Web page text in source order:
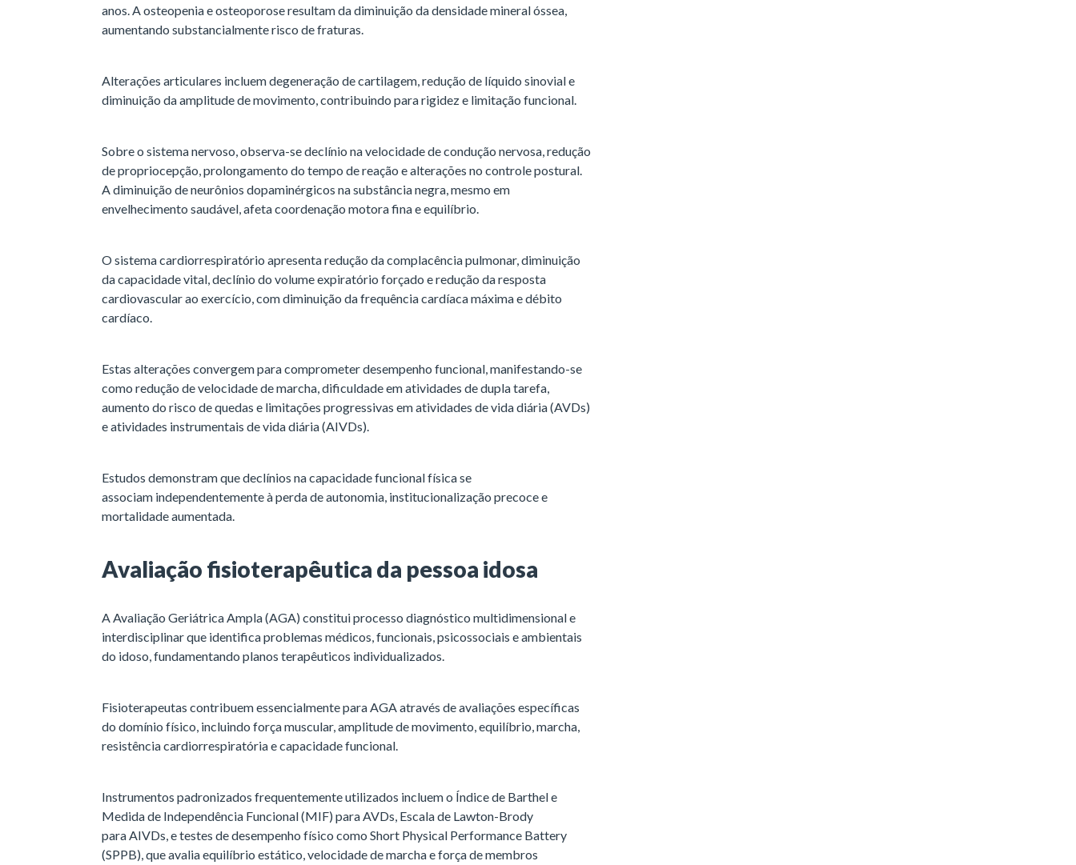
anos. A osteopenia e osteoporose resultam da diminuição da densidade mineral óssea,
aumentando substancialmente risco de fraturas.
Alterações articulares incluem degeneração de cartilagem, redução de líquido sinovial e
diminuição da amplitude de movimento, contribuindo para rigidez e limitação funcional.
Sobre o sistema nervoso, observa-se declínio na velocidade de condução nervosa, redução
de propriocepção, prolongamento do tempo de reação e alterações no controle postural.
A diminuição de neurônios dopaminérgicos na substância negra, mesmo em
envelhecimento saudável, afeta coordenação motora fina e equilíbrio.
O sistema cardiorrespiratório apresenta redução da complacência pulmonar, diminuição
da capacidade vital, declínio do volume expiratório forçado e redução da resposta
cardiovascular ao exercício, com diminuição da frequência cardíaca máxima e débito
cardíaco.
Estas alterações convergem para comprometer desempenho funcional, manifestando-se
como redução de velocidade de marcha, dificuldade em atividades de dupla tarefa,
aumento do risco de quedas e limitações progressivas em atividades de vida diária (AVDs)
e atividades instrumentais de vida diária (AIVDs).
Estudos demonstram que declínios na capacidade funcional física se
associam independentemente à perda de autonomia, institucionalização precoce e
mortalidade aumentada.
Avaliação fisioterapêutica da pessoa idosa
A Avaliação Geriátrica Ampla (AGA) constitui processo diagnóstico multidimensional e
interdisciplinar que identifica problemas médicos, funcionais, psicossociais e ambientais
do idoso, fundamentando planos terapêuticos individualizados.
Fisioterapeutas contribuem essencialmente para AGA através de avaliações específicas
do domínio físico, incluindo força muscular, amplitude de movimento, equilíbrio, marcha,
resistência cardiorrespiratória e capacidade funcional.
Instrumentos padronizados frequentemente utilizados incluem o Índice de Barthel e
Medida de Independência Funcional (MIF) para AVDs, Escala de Lawton-Brody
para AIVDs, e testes de desempenho físico como Short Physical Performance Battery
(SPPB), que avalia equilíbrio estático, velocidade de marcha e força de membros